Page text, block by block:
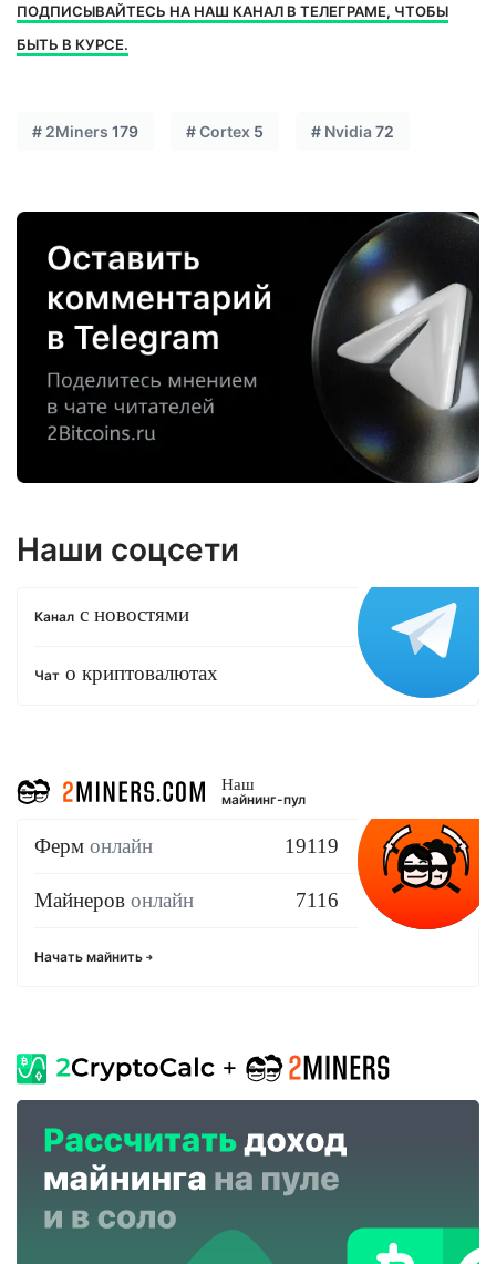
ПОДПИСЫВАЙТЕСЬ НА НАШ КАНАЛ В ТЕЛЕГРАМЕ, ЧТОБЫ
БЫТЬ В КУРСЕ.
# 2Miners 179 #Cortex 5 # Nvidia 72
Наши соцсети
Канал с новостями
Чат о криптовалютах
Наш
майнинг-пул
Ферм онлайн 19119
Майнеров онлайн 7116
Начать майнить